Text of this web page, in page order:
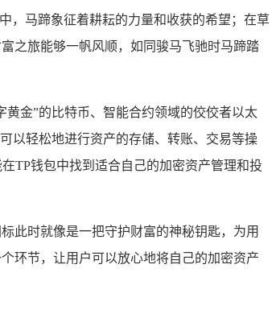
，马蹄象征着耕耘的力量和收获的希望；在草
之旅能够一帆风顺，如同骏马飞驰时马蹄踏
金”的比特币、智能合约领域的佼佼者以太
以轻松地进行资产的存储、转账、交易等操
TP钱包中找到适合自己的加密资产管理和投
此时就像是一把守护财富的神秘钥匙，为用
环节，让用户可以放心地将自己的加密资产